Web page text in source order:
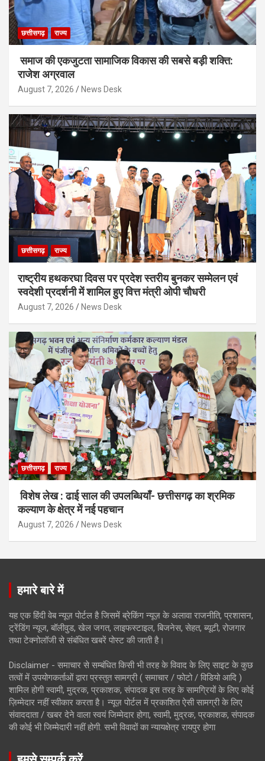
छत्तीसगढ़ राज्य
समाज की एकजुटता सामाजिक विकास की सबसे बड़ी शक्ति:
राजेश अग्रवाल
August 7, 2026 News Desk
छत्तीसगढ़ राज्य
राष्ट्रीय हथकरघा दिवस पर प्रदेश स्तरीय बुनकर सम्मेलन एवं
स्वदेशी प्रदर्शनी में शामिल हुए वित्त मंत्री ओपी चौधरी
August 7, 2026 News Desk
छत्तीसगढ़ राज्य
विशेष लेख : ढाई साल की उपलब्धियाँ- छत्तीसगढ़ का श्रमिक
कल्याण के क्षेत्र में नई पहचान
August 7, 2026 News Desk
हमारे बारे में
यह एक हिंदी वेब न्यूज़ पोर्टल है जिसमें ब्रेकिंग न्यूज़ के अलावा राजनीति, प्रशासन,
ट्रेंडिंग न्यूज, बॉलीवुड, खेल जगत, लाइफस्टाइल, बिजनेस, सेहत, ब्यूटी, रोजगार
तथा टेक्नोलॉजी से संबंधित खबरें पोस्ट की जाती है।
Disclaimer - समाचार से सम्बंधित किसी भी तरह के विवाद के लिए साइट के कुछ
तत्वों में उपयोगकर्ताओं द्वारा प्रस्तुत सामग्री ( समाचार / फोटो / विडियो आदि )
शामिल होगी स्वामी, मुद्रक, प्रकाशक, संपादक इस तरह के सामग्रियों के लिए कोई
ज़िम्मेदार नहीं स्वीकार करता है। न्यूज़ पोर्टल में प्रकाशित ऐसी सामग्री के लिए
संवाददाता / खबर देने वाला स्वयं जिम्मेदार होगा, स्वामी, मुद्रक, प्रकाशक, संपादक
की कोई भी जिम्मेदारी नहीं होगी. सभी विवादों का न्यायक्षेत्र रायपुर होगा